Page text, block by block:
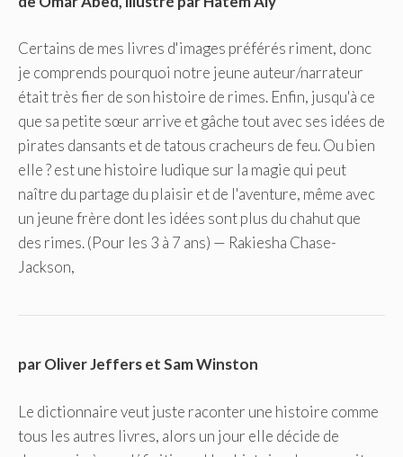
Certains de mes livres d'images préférés riment, donc
je comprends pourquoi notre jeune auteur/narrateur
était très fier de son histoire de rimes. Enfin, jusqu'à ce
que sa petite sœur arrive et gâche tout avec ses idées de
pirates dansants et de tatous cracheurs de feu. Ou bien
elle ? est une histoire ludique sur la magie qui peut
naître du partage du plaisir et de l'aventure, même avec
un jeune frère dont les idées sont plus du chahut que
des rimes. (Pour les 3 à 7 ans) — Rakiesha Chase-
Jackson,
par Oliver Jeffers et Sam Winston
Le dictionnaire veut juste raconter une histoire comme
tous les autres livres, alors un jour elle décide de